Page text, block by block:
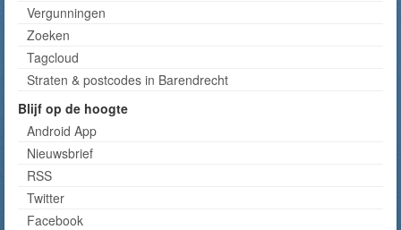
Vergunningen
Zoeken
Tagcloud
Straten & postcodes in Barendrecht
Blijf op de hoogte
Android App
Nieuwsbrief
RSS
Twitter
Facebook